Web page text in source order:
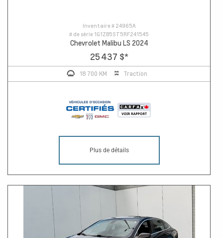
Inventaire # 24965A
# de série 1G1ZB5ST5RF241545
Chevrolet Malibu LS 2024
25 437 $*
18 700 KM Traction
Plus de détails